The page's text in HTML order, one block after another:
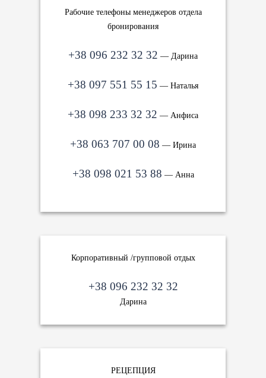
Рабочие телефоны менеджеров отдела
бронирования
+38 096 232 32 32 — Дарина
+38 097 551 55 15 — Наталья
+38 098 233 32 32 — Анфиса
+38 063 707 00 08 — Ирина
+38 098 021 53 88 — Анна
Корпоративный /групповой отдых
+38 096 232 32 32
Дарина
РЕЦЕПЦИЯ